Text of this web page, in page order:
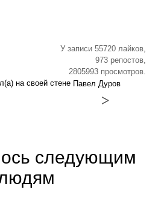
У записи 55720 лайков,
973 репостов,
2805993 просмотров.
на своей стене Павел Дуров
>
следующим